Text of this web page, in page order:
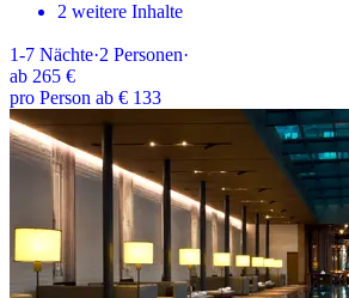
2 weitere Inhalte
1-7 Nächte·2 Personen·
ab 265 €
pro Person ab € 133